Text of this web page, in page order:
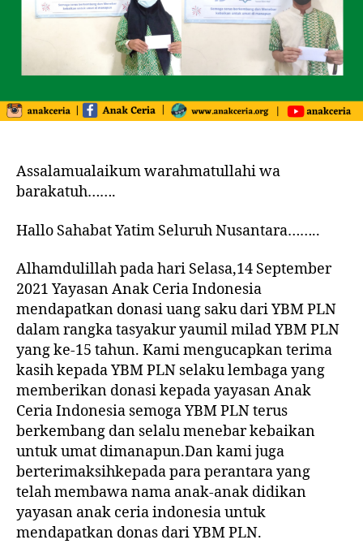
Assalamualaikum warahmatullahi wa
barakatuh…….
Hallo Sahabat Yatim Seluruh Nusantara……..
Alhamdulillah pada hari Selasa,14 September
2021 Yayasan Anak Ceria Indonesia
mendapatkan donasi uang saku dari YBM PLN
dalam rangka tasyakur yaumil milad YBM PLN
yang ke-15 tahun. Kami mengucapkan terima
kasih kepada YBM PLN selaku lembaga yang
memberikan donasi kepada yayasan Anak
Ceria Indonesia semoga YBM PLN terus
berkembang dan selalu menebar kebaikan
untuk umat dimanapun.Dan kami juga
berterimaksihkepada para perantara yang
telah membawa nama anak-anak didikan
yayasan anak ceria indonesia untuk
mendapatkan donas dari YBM PLN.